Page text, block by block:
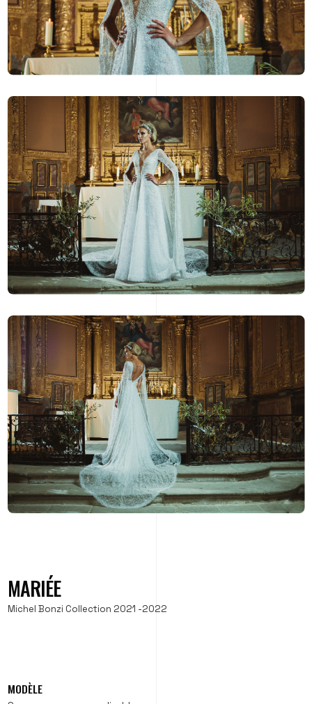
MARIÉE
Michel Bonzi Collection 2021 -2022
MODÈLE